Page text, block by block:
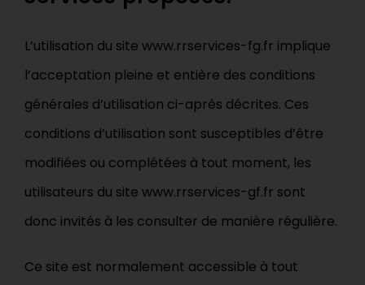
L’utilisation du site www.rrservices-fg.fr implique
l’acceptation pleine et entière des conditions
générales d’utilisation ci-après décrites. Ces
conditions d’utilisation sont susceptibles d’être
modifiées ou complétées à tout moment, les
utilisateurs du site www.rrservices-gf.fr sont
donc invités à les consulter de manière régulière.
Ce site est normalement accessible à tout